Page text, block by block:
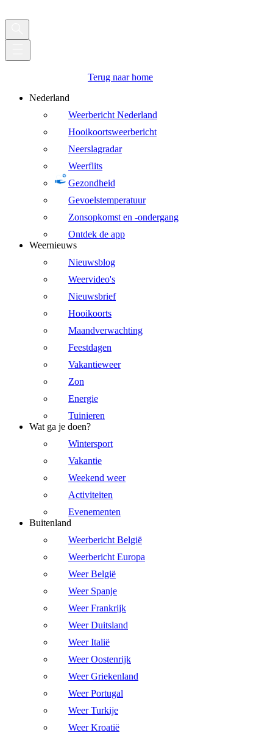
Terug naar home
Nederland
Weerbericht Nederland
Hooikoortsweerbericht
Neerslagradar
Weerflits
Gezondheid
Gevoelstemperatuur
Zonsopkomst en -ondergang
Ontdek de app
Weernieuws
Nieuwsblog
Weervideo's
Nieuwsbrief
Hooikoorts
Maandverwachting
Feestdagen
Vakantieweer
Zon
Energie
Tuinieren
Wat ga je doen?
Wintersport
Vakantie
Weekend weer
Activiteiten
Evenementen
Buitenland
Weerbericht België
Weerbericht Europa
Weer België
Weer Spanje
Weer Frankrijk
Weer Duitsland
Weer Italië
Weer Oostenrijk
Weer Griekenland
Weer Portugal
Weer Turkije
Weer Kroatië